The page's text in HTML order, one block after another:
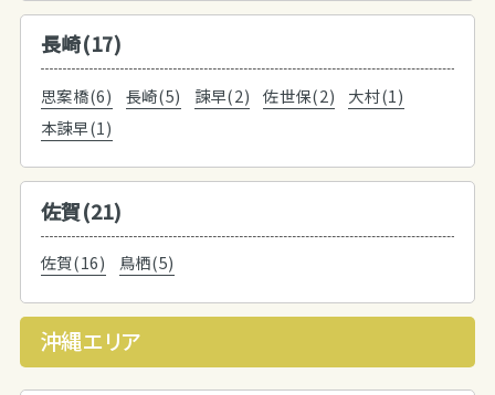
長崎(17)
思案橋(6) 長崎(5) 諫早(2) 佐世保(2)
大村(1)
本諫早(1)
佐賀(21)
佐賀(16) 鳥栖(5)
沖縄エリア